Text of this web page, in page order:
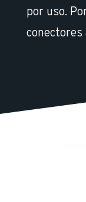
por uso.
conectores